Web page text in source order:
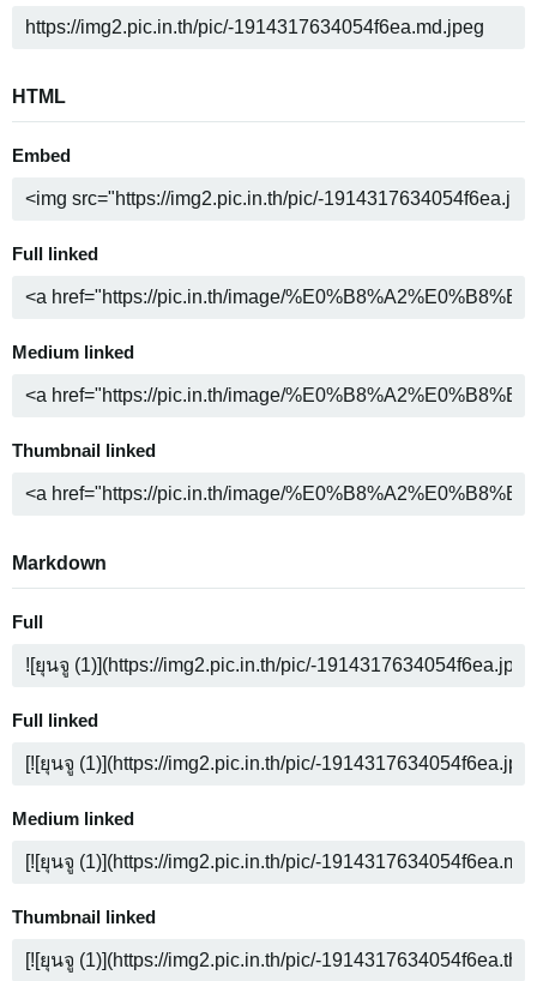
HTML
Embed
Full linked
Medium linked
Thumbnail linked
Markdown
Full
Full linked
Medium linked
Thumbnail linked